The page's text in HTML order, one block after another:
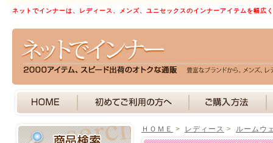
ネットでインナーは、レディース、メンズ、ユニセックスのインナーアイテムを幅広
ＨＯＭＥ > レディース > ルームウ